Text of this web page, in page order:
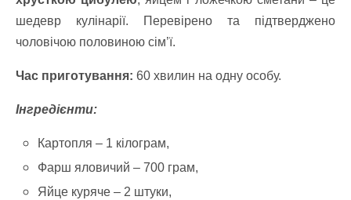
шедевр кулінарії. Перевірено та підтверджено
чоловічою половиною сім’ї.
Час приготування: 60 хвилин на одну особу.
Інгредієнти:
Картопля – 1 кілограм,
Фарш яловичий – 700 грам,
Яйце куряче – 2 штуки,